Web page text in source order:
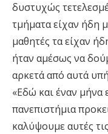
δυστυχώς
τμήματα είχαν ήδη
μαθητές τα είχαν
ήταν αμέσως να
αρκετά από αυτά
«Εδώ και έναν
πανεπιστήμια
καλύψουμε αυτές